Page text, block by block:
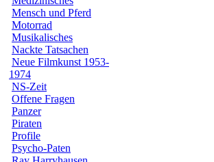
Mensch und Pferd
Motorrad
Musikalisches
Nackte Tatsachen
Neue Filmkunst 1953-
1974
NS-Zeit
Offene Fragen
Panzer
Piraten
Profile
Psycho-Paten